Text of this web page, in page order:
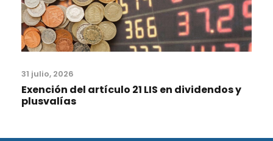
31 julio, 2026
Exención del artículo 21 LIS en dividendos y
plusvalías